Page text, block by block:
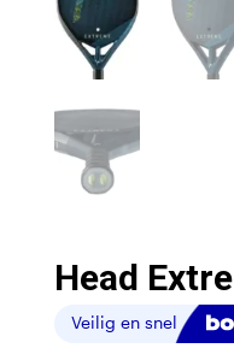
Head